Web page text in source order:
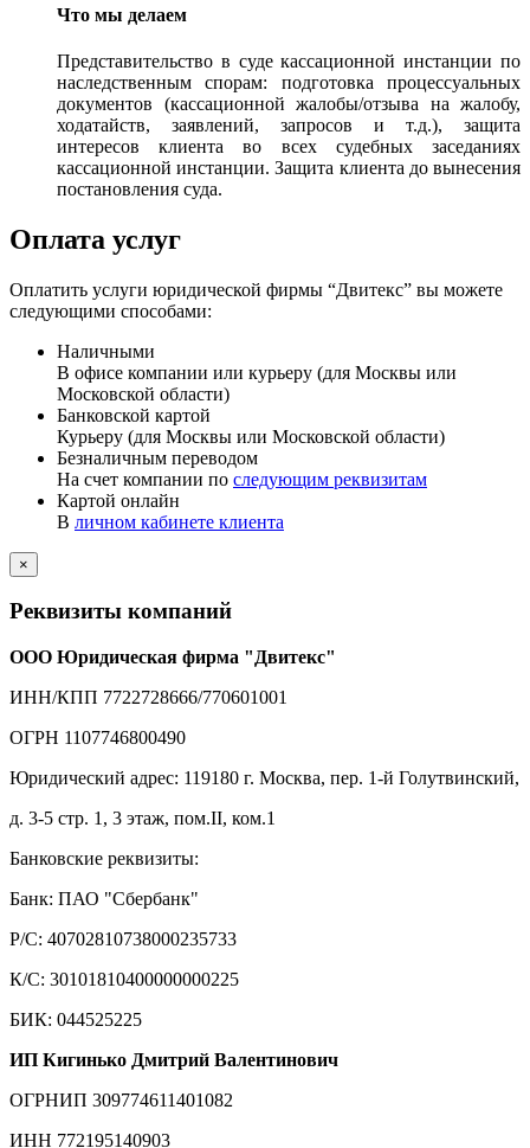
Что мы делаем
Представительство в суде кассационной инстанции по
наследственным спорам: подготовка процессуальных
документов (кассационной жалобы/отзыва на жалобу,
ходатайств, заявлений, запросов и т.д.), защита
интересов клиента во всех судебных заседаниях
кассационной инстанции. Защита клиента до вынесения
постановления суда.
Оплата услуг
Оплатить услуги юридической фирмы “Двитекс” вы можете
следующими способами:
Наличными
В офисе компании или курьеру (для Москвы или
Московской области)
Банковской картой
Курьеру (для Москвы или Московской области)
Безналичным переводом
На счет компании по следующим реквизитам
Картой онлайн
В личном кабинете клиента
×
Реквизиты компаний
ООО Юридическая фирма "Двитекс"
ИНН/КПП 7722728666/770601001
ОГРН 1107746800490
Юридический адрес: 119180 г. Москва, пер. 1-й Голутвинский,
д. 3-5 стр. 1, 3 этаж, пом.II, ком.1
Банковские реквизиты:
Банк: ПАО "Сбербанк"
Р/С: 40702810738000235733
К/С: 30101810400000000225
БИК: 044525225
ИП Кигинько Дмитрий Валентинович
ОГРНИП 309774611401082
ИНН 772195140903